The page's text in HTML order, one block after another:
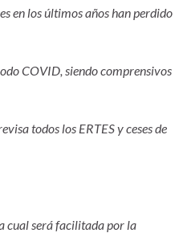
en los últimos años han perdido
COVID, siendo comprensivos
todos los ERTES y ceses de
cual será facilitada por la